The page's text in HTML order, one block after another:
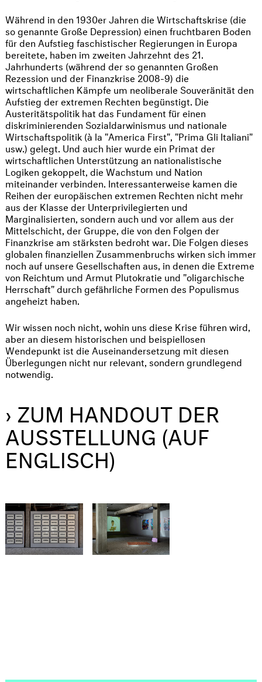
Während in den 1930er Jahren die Wirtschaftskrise (die
so genannte Große Depression) einen fruchtbaren Boden
für den Aufstieg faschistischer Regierungen in Europa
bereitete, haben im zweiten Jahrzehnt des 21.
Jahrhunderts (während der so genannten Großen
Rezession und der Finanzkrise 2008-9) die
wirtschaftlichen Kämpfe um neoliberale Souveränität den
Aufstieg der extremen Rechten begünstigt. Die
Austeritätspolitik hat das Fundament für einen
diskriminierenden Sozialdarwinismus und nationale
Wirtschaftspolitik (à la "America First", "Prima Gli Italiani"
usw.) gelegt. Und auch hier wurde ein Primat der
wirtschaftlichen Unterstützung an nationalistische
Logiken gekoppelt, die Wachstum und Nation
miteinander verbinden. Interessanterweise kamen die
Reihen der europäischen extremen Rechten nicht mehr
aus der Klasse der Unterprivilegierten und
Marginalisierten, sondern auch und vor allem aus der
Mittelschicht, der Gruppe, die von den Folgen der
Finanzkrise am stärksten bedroht war. Die Folgen dieses
globalen finanziellen Zusammenbruchs wirken sich immer
noch auf unsere Gesellschaften aus, in denen die Extreme
von Reichtum und Armut Plutokratie und "oligarchische
Herrschaft" durch gefährliche Formen des Populismus
angeheizt haben.
Wir wissen noch nicht, wohin uns diese Krise führen wird,
aber an diesem historischen und beispiellosen
Wendepunkt ist die Auseinandersetzung mit diesen
Überlegungen nicht nur relevant, sondern grundlegend
notwendig.
› ZUM HANDOUT DER
AUSSTELLUNG (AUF
ENGLISCH)